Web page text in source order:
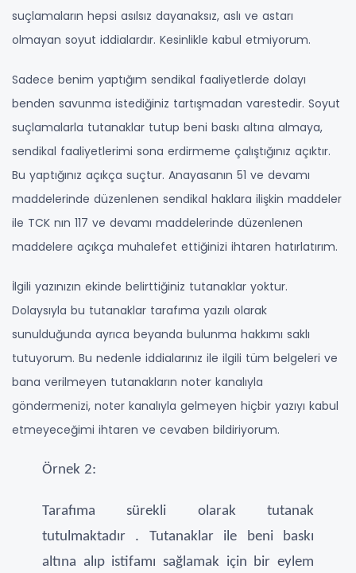
suçlamaların hepsi asılsız dayanaksız, aslı ve astarı
olmayan soyut iddialardır. Kesinlikle kabul etmiyorum.
Sadece benim yaptığım sendikal faaliyetlerde dolayı
benden savunma istediğiniz tartışmadan varestedir. Soyut
suçlamalarla tutanaklar tutup beni baskı altına almaya,
sendikal faaliyetlerimi sona erdirmeme çalıştığınız açıktır.
Bu yaptığınız açıkça suçtur. Anayasanın 51 ve devamı
maddelerinde düzenlenen sendikal haklara ilişkin maddeler
ile TCK nın 117 ve devamı maddelerinde düzenlenen
maddelere açıkça muhalefet ettiğinizi ihtaren hatırlatırım.
İlgili yazınızın ekinde belirttiğiniz tutanaklar yoktur.
Dolaysıyla bu tutanaklar tarafıma yazılı olarak
sunulduğunda ayrıca beyanda bulunma hakkımı saklı
tutuyorum. Bu nedenle iddialarınız ile ilgili tüm belgeleri ve
bana verilmeyen tutanakların noter kanalıyla
göndermenizi, noter kanalıyla gelmeyen hiçbir yazıyı kabul
etmeyeceğimi ihtaren ve cevaben bildiriyorum.
Örnek 2:
Tarafıma sürekli olarak tutanak
tutulmaktadır . Tutanaklar ile beni baskı
altına alıp istifamı sağlamak için bir eylem